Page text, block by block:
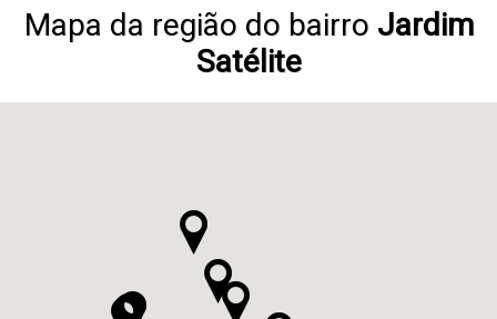
Mapa da região do bairro Jardim
Satélite